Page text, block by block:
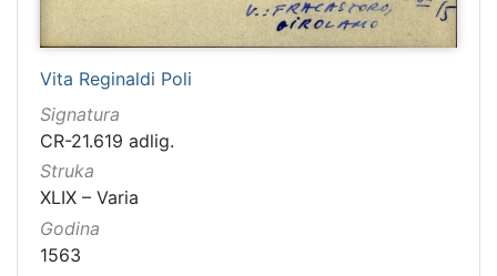
Vita Reginaldi Poli
Signatura
CR-21.619 adlig.
Struka
XLIX – Varia
Godina
1563